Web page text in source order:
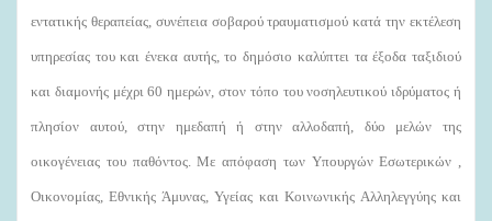
εντατικής θεραπείας, συνέπεια σοβαρού τραυματισμού κατά την εκτέλεση
υπηρεσίας του και ένεκα αυτής, το δημόσιο καλύπτει τα έξοδα ταξιδιού
και διαμονής μέχρι 60 ημερών, στον τόπο του νοσηλευτικού ιδρύματος ή
πλησίον αυτού, στην ημεδαπή ή στην αλλοδαπή, δύο μελών της
οικογένειας του παθόντος. Με απόφαση των Υπουργών Εσωτερικών ,
Οικονομίας, Εθνικής Άμυνας, Υγείας και Κοινωνικής Αλληλεγγύης και